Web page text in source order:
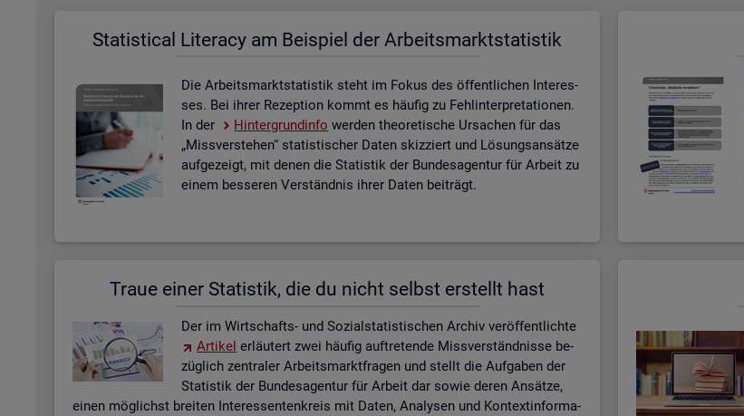
Sta­ti­s­ti­cal Li­te­r­acy am Bei­spiel der Ar­beits­markt­sta­tis­tik
Die Ar­beits­markt­sta­tis­tik steht im Fokus des öf­fent­li­chen In­ter­es­
ses. Bei ihrer Re­zep­ti­on kommt es häu­fig zu Fehl­in­ter­pre­ta­tio­nen.
In der
Hin­ter­grund­in­fo wer­den theo­re­ti­sche Ur­sa­chen für das
„Miss­ver­ste­hen“ sta­tis­ti­scher Daten skiz­ziert und Lö­sungs­an­sät­ze
auf­ge­zeigt, mit denen die Sta­tis­tik der Bun­des­agen­tur für Ar­beit zu
einem bes­se­ren Ver­ständ­nis ihrer Daten bei­trägt.
Traue einer Sta­tis­tik, die du nicht selbst er­stellt hast
Der im Wirt­schafts- und So­zi­al­sta­tis­ti­schen Ar­chiv ver­öf­fent­lich­te
Ar­ti­kel er­läu­tert zwei häu­fig auf­tre­ten­de Miss­ver­ständ­nis­se be­
züg­lich zen­tra­ler Ar­beits­markt­fra­gen und stellt die Auf­ga­ben der
Sta­tis­tik der Bun­des­agen­tur für Ar­beit dar sowie deren An­sät­ze,
einen mög­lichst brei­ten In­ter­es­sen­ten­kreis mit Daten, Ana­ly­sen und Kon­text­in­for­ma­